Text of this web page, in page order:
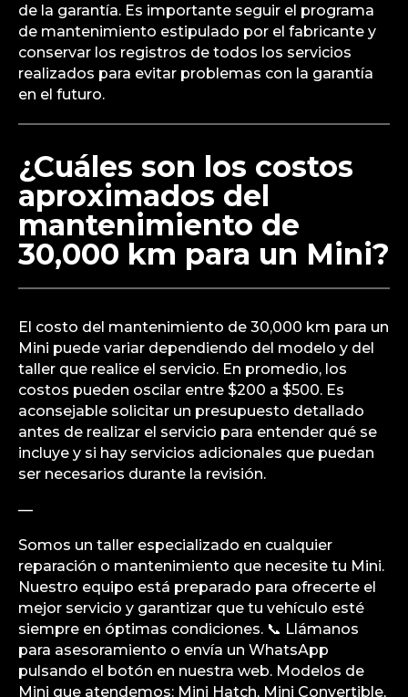
de la garantía. Es importante seguir el programa
de mantenimiento estipulado por el fabricante y
conservar los registros de todos los servicios
realizados para evitar problemas con la garantía
en el futuro.
¿Cuáles son los costos
aproximados del
mantenimiento de
30,000 km para un Mini?
El costo del mantenimiento de 30,000 km para un
Mini puede variar dependiendo del modelo y del
taller que realice el servicio. En promedio, los
costos pueden oscilar entre $200 a $500. Es
aconsejable solicitar un presupuesto detallado
antes de realizar el servicio para entender qué se
incluye y si hay servicios adicionales que puedan
ser necesarios durante la revisión.
—
Somos un taller especializado en cualquier
reparación o mantenimiento que necesite tu Mini.
Nuestro equipo está preparado para ofrecerte el
mejor servicio y garantizar que tu vehículo esté
siempre en óptimas condiciones. 📞 Llámanos
para asesoramiento o envía un WhatsApp
pulsando el botón en nuestra web. Modelos de
Mini que atendemos: Mini Hatch, Mini Convertible,